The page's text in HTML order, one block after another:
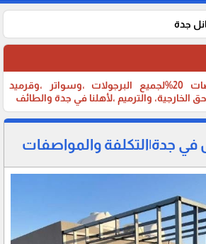
جدة
تقدم موسستنا تخفيضات 20%لجميع البرجولات ،وسواتر ،وقرميد
الخارجية، والترميم ،لأهلنا في جدة والطائف
في جدة|التكلفة والمواصفات